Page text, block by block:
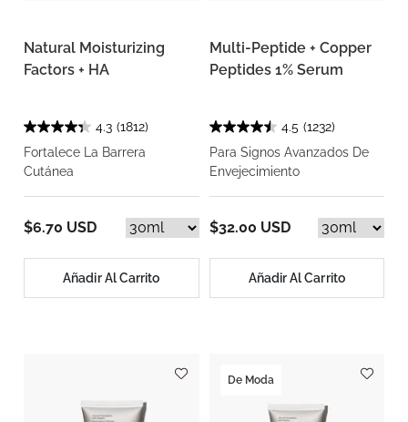
Natural Moisturizing
Factors + HA
4.3 (1812)
Fortalece La Barrera
Cutánea
$6.70 USD
Añadir Al Carrito
Multi-Peptide + Copper
Peptides 1% Serum
4.5 (1232)
Para Signos Avanzados De
Envejecimiento
$32.00 USD
Añadir Al Carrito
De Moda